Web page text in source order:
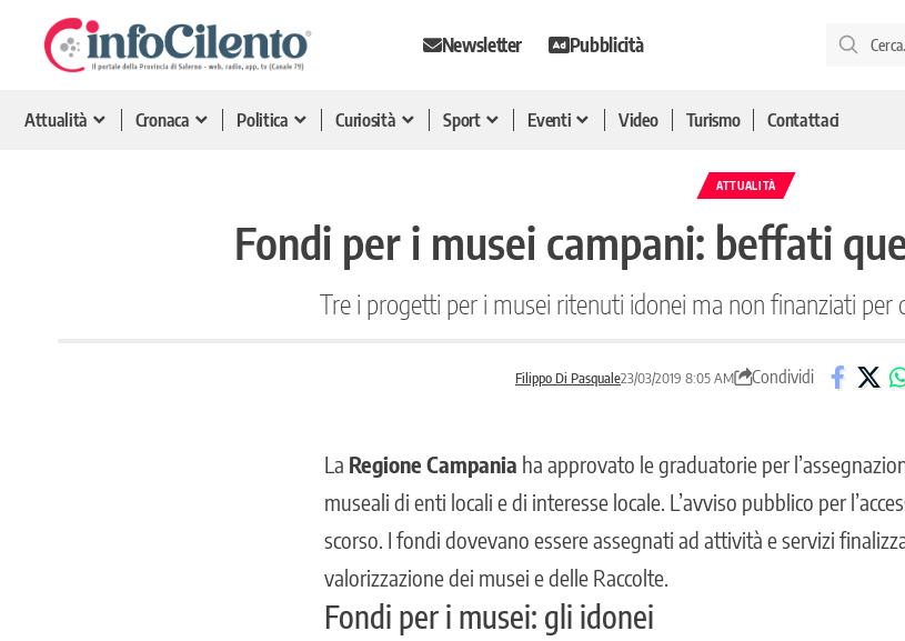
Newsletter Pubblicità
Attualità Cronaca Politica Curiosità Sport Eventi Video Turismo Contattaci
ATTUALITÀ
Fondi per i musei campani: beffati
Tre i progetti per i musei ritenuti idonei ma non finanziati per
Filippo Di Pasquale23/03/2019 8:05 AM Condividi
La Regione Campania ha approvato le graduatorie per
museali di enti locali e di interesse locale. L’avviso pubblico per
scorso. I fondi dovevano essere assegnati ad attività e servizi
valorizzazione dei musei e delle Raccolte.
Fondi per i musei: gli idonei